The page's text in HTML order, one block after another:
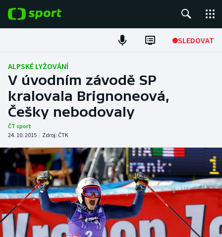
SLEDOVAT
Fotbal
Hokej
Tenis
Atletika
Cyklistika
DALŠÍ SPORTY
Americký fotbal
Baseball a softbal
NEPŘEHLÉDNĚTE
Soutěže
ALPSKÉ LYŽOVÁNÍ
V úvodním závodě SP
kralovala Brignoneová,
Češky nebodovaly
ČT sport
24. 10. 2015 | Zdroj: ČTK